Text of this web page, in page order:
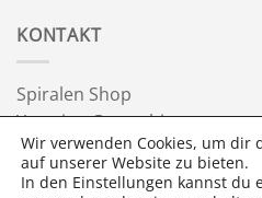
KONTAKT
Spiralen Shop
Yasmine Gautschi
3095 Spiegel bei Bern
info@spiralen.ch
Wir verwenden Cookies, um dir
auf unserer Website zu bieten.
In den Einstellungen kannst du